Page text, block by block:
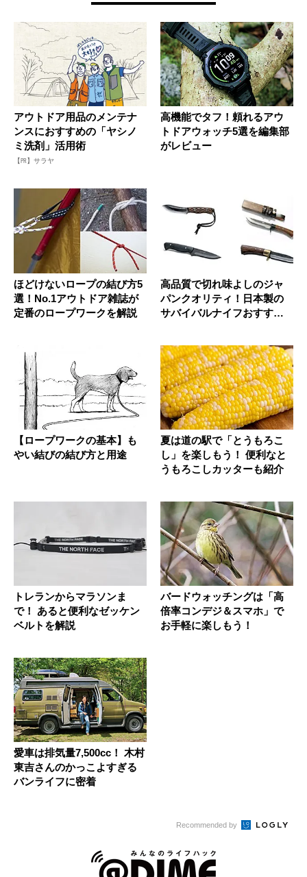
アウトドア用品のメンテナ
ンスにおすすめの「ヤシノ
ミ洗剤」活用術
【PR】サラヤ
高機能でタフ！頼れるアウ
トドアウォッチ5選を編集部
がレビュー
ほどけないロープの結び方5
選！No.1アウトドア雑誌が
定番のロープワークを解説
高品質で切れ味よしのジャ
パンクオリティ！日本製の
サバイバルナイフおすすめ7
【ロープワークの基本】も
やい結びの結び方と用途
夏は道の駅で「とうもろこ
し」を楽しもう！ 便利なと
うもろこしカッターも紹介
トレランからマラソンま
で！ あると便利なゼッケン
ベルトを解説
バードウォッチングは「高
倍率コンデジ＆スマホ」で
お手軽に楽しもう！
愛車は排気量7,500cc！ 木村
東吉さんのかっこよすぎる
バンライフに密着
Recommended by